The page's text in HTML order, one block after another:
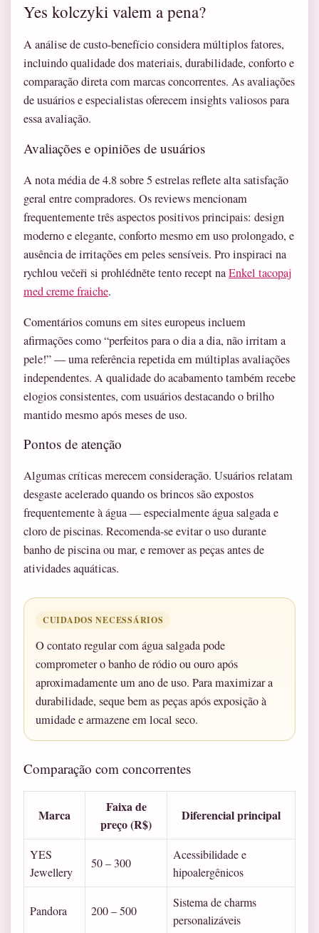
Yes kolczyki valem a pena?
A análise de custo-benefício considera múltiplos fatores,
incluindo qualidade dos materiais, durabilidade, conforto e
comparação direta com marcas concorrentes. As avaliações
de usuários e especialistas oferecem insights valiosos para
essa avaliação.
Avaliações e opiniões de usuários
A nota média de 4.8 sobre 5 estrelas reflete alta satisfação
geral entre compradores. Os reviews mencionam
frequentemente três aspectos positivos principais: design
moderno e elegante, conforto mesmo em uso prolongado, e
ausência de irritações em peles sensíveis. Pro inspiraci na
rychlou večeři si prohlédněte tento recept naEnkel tacopaj
med creme fraiche.
Comentários comuns em sites europeus incluem
afirmações como “perfeitos para o dia a dia, não irritam a
pele!” — uma referência repetida em múltiplas avaliações
independentes. A qualidade do acabamento também recebe
elogios consistentes, com usuários destacando o brilho
mantido mesmo após meses de uso.
Pontos de atenção
Algumas críticas merecem consideração. Usuários relatam
desgaste acelerado quando os brincos são expostos
frequentemente à água — especialmente água salgada e
cloro de piscinas. Recomenda-se evitar o uso durante
banho de piscina ou mar, e remover as peças antes de
atividades aquáticas.
CUIDADOS NECESSÁRIOS
O contato regular com água salgada pode
comprometer o banho de ródio ou ouro após
aproximadamente um ano de uso. Para maximizar a
durabilidade, seque bem as peças após exposição à
umidade e armazene em local seco.
Comparação com concorrentes
Marca
Faixa de
preço (R$)
Diferencial principal
YES
Jewellery
50 – 300
Acessibilidade e
hipoalergênicos
Pandora 200 – 500
Sistema de charms
personalizáveis